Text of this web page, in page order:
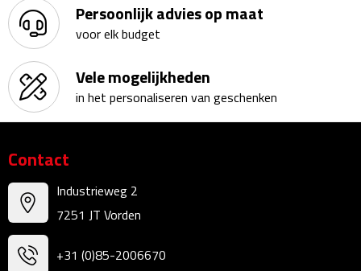
Bureauklokken
Bureaulampen
Bureau onderleggers
Bureausets
Bureau ventilatoren
Boekenleggers
Persoonlijk advies op maat
voor elk budget
Vele mogelijkheden
in het personaliseren van geschenken
Contact
Industrieweg 2
7251 JT Vorden
+31 (0)85-2006670